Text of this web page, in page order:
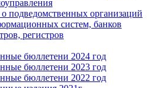
подведомственных организаций
систем, банков
регистров
бюллетени 2024 год
бюллетени 2023 год
бюллетени 2022 год